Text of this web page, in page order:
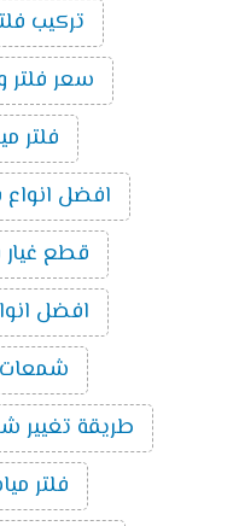
تركيب فلتر 7 مراحل
سعر فلتر ووتر
فلتر
افضل انواع
قطع غيار
افضل انواع
شمعات
طريقة تغيير شمعة
فلتر مياه 7 مراحل